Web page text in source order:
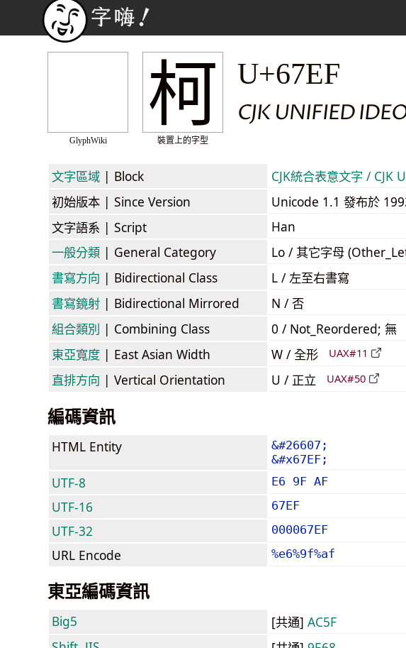
GlyphWiki
柯
裝置上的字型
U+67EF
CJK UNIFIED
文字區域 | Block CJK統合表意文字 /
初始版本 | Since Version
Unicode 1.1 發布於
文字語系 | Script
Han
一般分類 | General Category
Lo / 其它字母
書寫方向 | Bidirectional Class
L / 左至右書寫
書寫鏡射 | Bidirectional Mirrored
N / 否
組合類別 | Combining Class
0 / Not_Reordered; 無
東亞寬度 | East Asian Width W / 全形 UAX#11
直排方向 | Vertical Orientation U / 正立 UAX#50
編碼資訊
HTML Entity
&#26607;
&#x67EF;
UTF-8 E6 9F AF
UTF-16 67EF
UTF-32 000067EF
URL Encode %e6%9f%af
東亞編碼資訊
Big5 [共通] AC5F